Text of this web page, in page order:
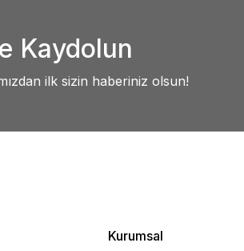
bulunuyor.
pahalı.
Kaydolun
ilk sizin haberiniz olsun!
Kurumsal